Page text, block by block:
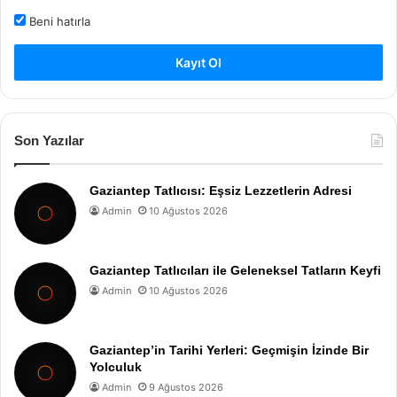
Beni hatırla
Kayıt Ol
Son Yazılar
Gaziantep Tatlıcısı: Eşsiz Lezzetlerin Adresi
Admin 10 Ağustos 2026
Gaziantep Tatlıcıları ile Geleneksel Tatların Keyfi
Admin 10 Ağustos 2026
Gaziantep’in Tarihi Yerleri: Geçmişin İzinde Bir
Yolculuk
Admin 9 Ağustos 2026